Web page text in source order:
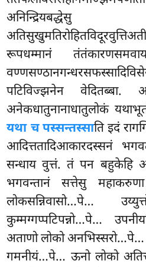
रूपधम्मानं
पटिविज्झनेन
अनेकधातुनानाधातुलोकं
यथा च पस्सन्तस्साति इदं
आदित्ततादिआकारदस्सनं
सन्धाय वुत्तं. तं पन बहुकेहि
भगवन्तानंसत्तेसु
लोकसन्निवासो…पे…
कुम्मग्गप्पटिपन्नो…पे…
अताणो लोको
गमनीयं…पे… ऊनो लोको